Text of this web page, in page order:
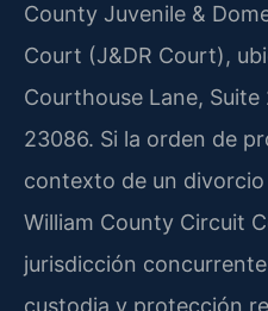
County Juvenile &
Court (J&DR Court),
Courthouse Lane, Suite
23086. Si la orden de
contexto de un
William County Circuit
jurisdicción